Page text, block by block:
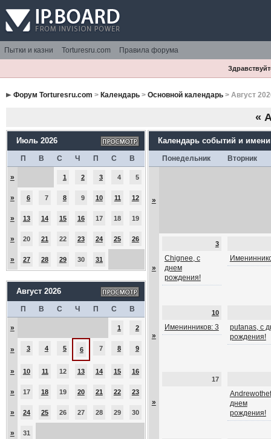
Пытки и казни Torturesru.com Правила форума
Форум Torturesru.com > Календарь> Основной календарь> Август
«
Июль 2026
П В С Ч П С В
» 1 2 3 4 5
» 6 7 8 9 10 11 12
» 13 14 15 16 17 18 19
» 20 21 22 23 24 25 26
» 27 28 29 30 31
Август 2026
П В С Ч П С В
» 1 2
» 3 4 5 6 7 8 9
» 10 11 12 13 14 15 16
» 17 18 19 20 21 22 23
» 24 25 26 27 28 29 30
» 31
Календарь событий и
Понедельник Вторник
»
»
3
Chignee, с
днем
рождения!
»
10
Именинников: 3
putanas, с
рождения!
»
17
днем
рождения!